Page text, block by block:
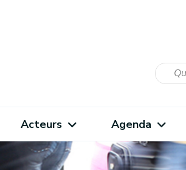
Acteurs Agenda